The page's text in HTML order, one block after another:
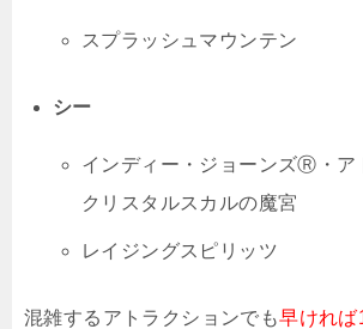
スプラッシュマウンテン
シー
インディー・ジョーンズⓇ・ア
クリスタルスカルの魔宮
レイジングスピリッツ
混雑するアトラクションでも早ければ